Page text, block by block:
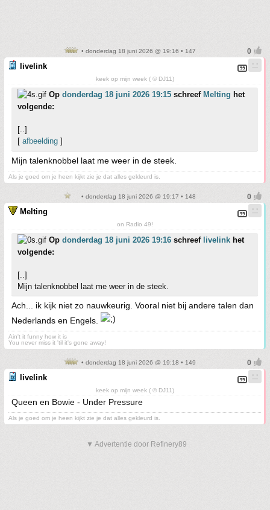
• donderdag 18 juni 2026 @ 19:16 • 147
livelink
keek op mijn week ( © DJ11)
Op donderdag 18 juni 2026 19:15 schreef Melting het
volgende:
[..]
[ afbeelding ]
Mijn talenknobbel laat me weer in de steek.
Als je goed om je heen kijkt zie je dat alles gekleurd is.
• donderdag 18 juni 2026 @ 19:17 • 148
Melting
on Radio 49!
Op donderdag 18 juni 2026 19:16 schreef livelink het
volgende:
[..]
Mijn talenknobbel laat me weer in de steek.
Ach... ik kijk niet zo nauwkeurig. Vooral niet bij andere talen dan
Nederlands en Engels.
Ain't it funny how it is
You never miss it 'til it's gone away!
• donderdag 18 juni 2026 @ 19:18 • 149
livelink
keek op mijn week ( © DJ11)
Queen en Bowie - Under Pressure
Als je goed om je heen kijkt zie je dat alles gekleurd is.
▼ Advertentie door Refinery89